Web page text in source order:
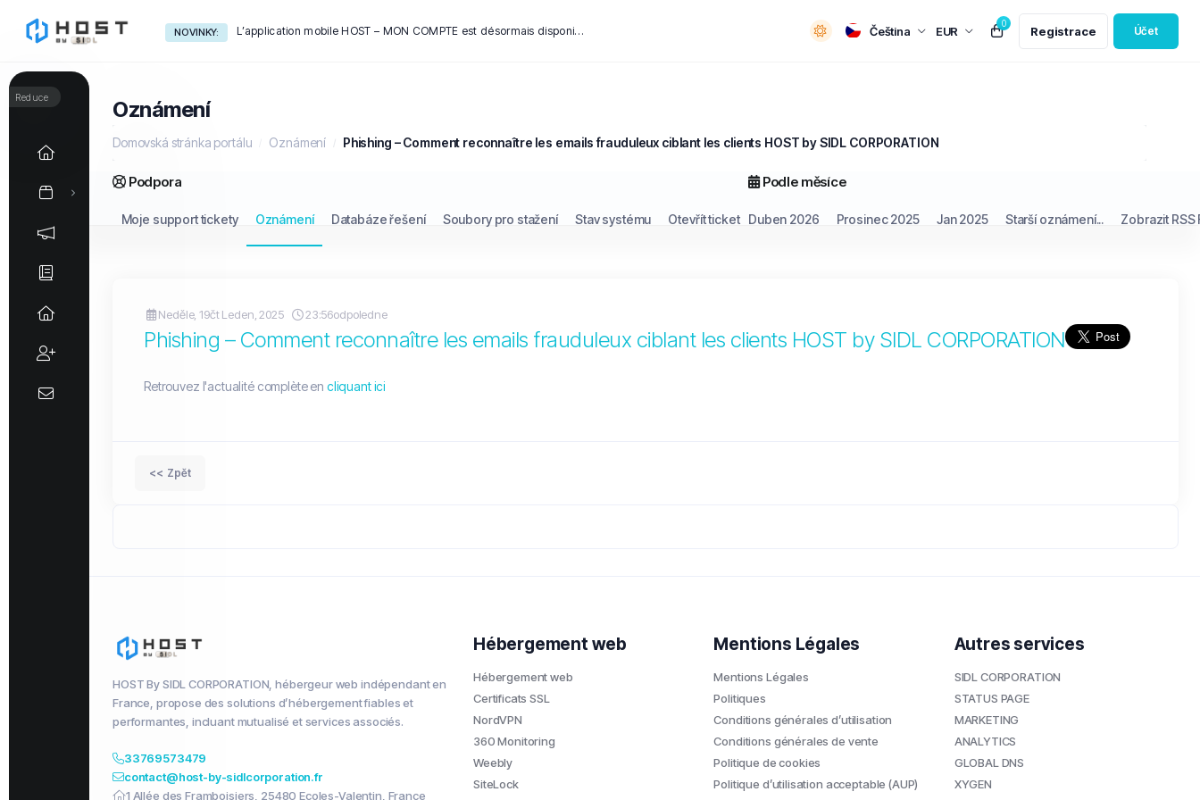
NOVINKY: L’application mobile HOST – MON COMPTE est désormais disponible sur iOS et Android Čeština EUR
0
Registrace Účet
Reduce Oznámení
Domovská stránka portálu Oznámení Phishing – Comment reconnaître les emails frauduleux ciblant les clients HOST by SIDL CORPORATION
Podle měsíce
Duben 2026 Prosinec 2025 Jan 2025 Starší oznámení... Zobrazit RSS
Podpora
Moje support tickety Oznámení Databáze řešení Soubory pro stažení Stav systému Otevřít ticket
Neděle, 19čt Leden, 2025 23:56odpoledne
Phishing – Comment reconnaître les emails frauduleux ciblant les clients HOST by SIDL CORPORATION
Retrouvez l'actualité complète en cliquant ici
<< Zpět
HOST By SIDL CORPORATION, hébergeur web indépendant en
France, propose des solutions d’hébergement fiables et
performantes, incluant mutualisé et services associés.
33769573479
contact@host-by-sidlcorporation.fr
1 Allée des Framboisiers, 25480 Ecoles-Valentin, France
Hébergement web
Hébergement web
Certificats SSL
NordVPN
360 Monitoring
Weebly
SiteLock
Mentions Légales
Mentions Légales
Politiques
Conditions générales d’utilisation
Conditions générales de vente
Politique de cookies
Politique d’utilisation acceptable (AUP)
Autres services
SIDL CORPORATION
STATUS PAGE
MARKETING
ANALYTICS
GLOBAL DNS
XYGEN